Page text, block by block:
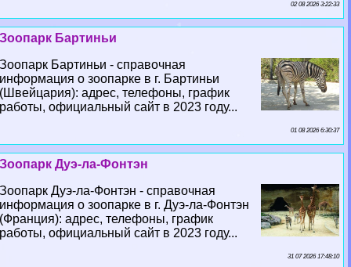
02 08 2026 3:22:33
Зоопарк Бартиньи
Зоопарк Бартиньи - справочная
информация о зоопарке в г. Бартиньи
(Швейцария): адрес, телефоны, график
работы, официальный сайт в 2023 году...
01 08 2026 6:30:37
Зоопарк Дуэ-ла-Фонтэн
Зоопарк Дуэ-ла-Фонтэн - справочная
информация о зоопарке в г. Дуэ-ла-Фонтэн
(Франция): адрес, телефоны, график
работы, официальный сайт в 2023 году...
31 07 2026 17:48:10